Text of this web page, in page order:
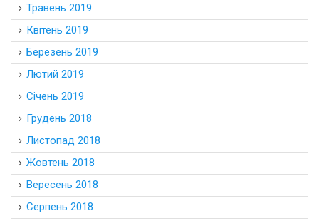
Травень 2019
Квітень 2019
Березень 2019
Лютий 2019
Січень 2019
Грудень 2018
Листопад 2018
Жовтень 2018
Вересень 2018
Серпень 2018